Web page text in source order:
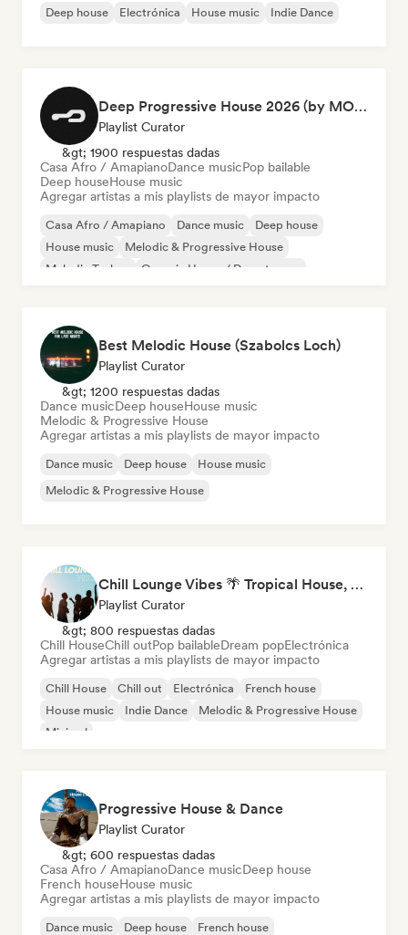
Deep house
Electrónica House music Indie Dance
Deep Progressive House 2026 (by MODERNDEEP)
Playlist Curator
&gt; 1900 respuestas dadas
Casa Afro / AmapianoDance musicPop bailable
Deep houseHouse music
Agregar artistas a mis playlists de mayor impacto
Casa Afro / Amapiano Dance music
Deep house
House music
Melodic & Progressive House
Melodic Techno
Organic House / Downtempo
Best Melodic House (Szabolcs Loch)
Playlist Curator
&gt; 1200 respuestas dadas
Dance musicDeep houseHouse music
Melodic & Progressive House
Agregar artistas a mis playlists de mayor impacto
Dance music Deep house
House music
Melodic & Progressive House
Chill Lounge Vibes 🌴 Tropical House, Deep House & Downtempo
Playlist Curator
&gt; 800 respuestas dadas
Chill HouseChill outPop bailableDream popElectrónica
Agregar artistas a mis playlists de mayor impacto
Chill House Chill out Electrónica
French house
House music
Indie Dance
Melodic & Progressive House
Minimal
Progressive House & Dance
Playlist Curator
&gt; 600 respuestas dadas
Casa Afro / AmapianoDance musicDeep house
French houseHouse music
Agregar artistas a mis playlists de mayor impacto
Dance music Deep house French house